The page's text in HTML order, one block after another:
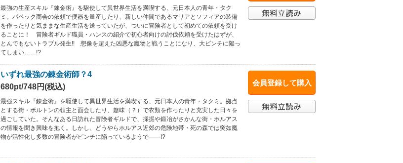
最強の生産スキル『錬金術』を駆使して異世界生活を満喫する、元日本人の青年・タク
ミ。パペック商会の依頼で便器を量産したり、新しい仲間であるマリアとソフィアの装備
を作ったりと気ままな生産生活を送っていたが、ついに冒険者として初めての依頼を受け
ることに！ 冒険者ギルド職員・ハンスの紹介で初心者向けの討伐依頼を受けたはずが、
とんでもないトラブル発生!! 想像を超えた凶悪な魔物と戦うことになり、大ピンチに陥っ
てしまい……!?
会員登録して購入
いずれ最強の錬金術師？4
680pt/748円(税込)
最強スキル『錬金術』を駆使して異世界生活を満喫する、元日本人の青年・タクミ。拠点
とする街・ボルトンの領主と面会したり、趣味（？）で衣類を作ったりと充実した日々を
過ごしていた。そんなある日訪れた冒険者ギルドで、採掘や鍛冶がさかんな街・ホルアス
の情報を聞き興味を抱く。しかし、どうやらホルアス近郊の危険地帯・死の森では突如魔
物が活性化し多数の冒険者がピンチに陥っているようで――!?